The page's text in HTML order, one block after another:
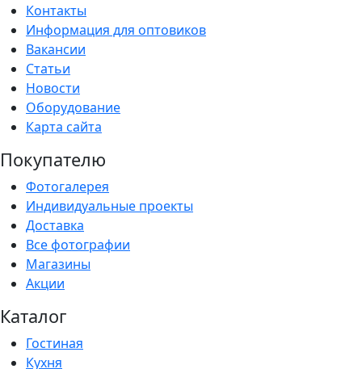
Контакты
Информация для оптовиков
Вакансии
Статьи
Новости
Оборудование
Карта сайта
Покупателю
Фотогалерея
Индивидуальные проекты
Доставка
Все фотографии
Магазины
Акции
Каталог
Гостиная
Кухня